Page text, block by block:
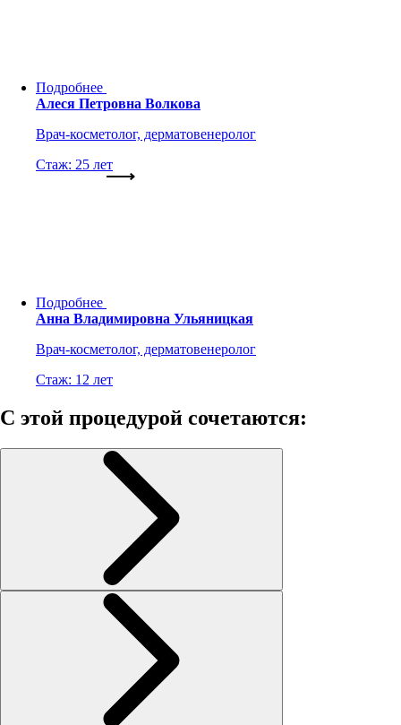
Подробнее
Алеся Петровна Волкова
Врач-косметолог, дерматовенеролог
Стаж: 25 лет
Подробнее
Анна Владимировна Ульяницкая
Врач-косметолог, дерматовенеролог
Стаж: 12 лет
С этой процедурой сочетаются: